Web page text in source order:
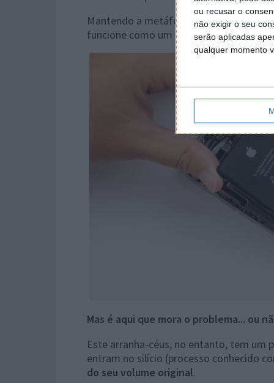
ou recusar o
não exigir o seu
serão aplicadas
qualquer momento
Mantendo a metáfora, o silício permite
funcione como um arranha-céus por
Mas é aqui que mora o problema... ou
Este arranha-céus, no entanto, tem um
entram no silício (processo conhecido
do seu volume original.